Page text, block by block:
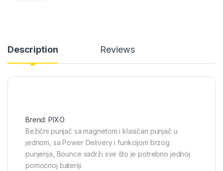
Description Reviews
Brend: PIXO
Bežični punjač sa magnetom i klasičan punjač u
jednom, sa Power Delivery i funkcijom brzog
punjenja, Bounce sadrži sve što je potrebno jednoj
pomoćnoj bateriji.